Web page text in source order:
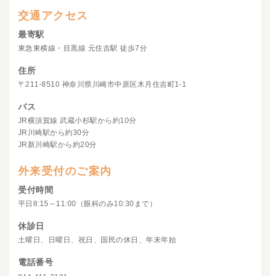
交通アクセス
最寄駅
東急東横線・目黒線 元住吉駅 徒歩7分
住所
〒211-8510 神奈川県川崎市中原区木月住吉町1-1
バス
JR横須賀線 武蔵小杉駅から約10分
JR川崎駅から約30分
JR新川崎駅から約20分
外来受付のご案内
受付時間
平日8:15～11:00（眼科のみ10:30まで）
休診日
土曜日、日曜日、祝日、国民の休日、年末年始
電話番号